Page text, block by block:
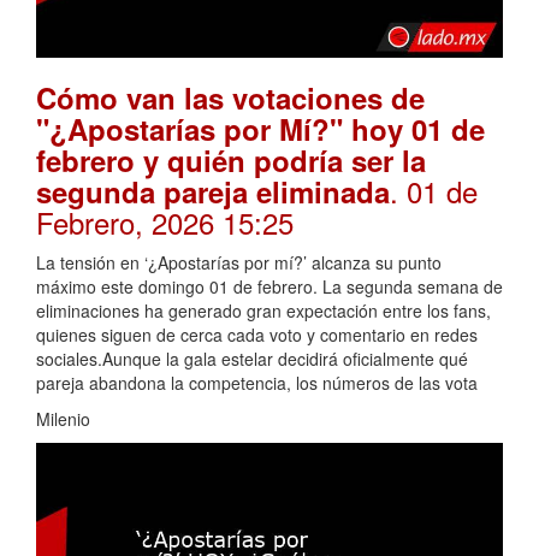
Cómo van las votaciones de
"¿Apostarías por Mí?" hoy 01 de
febrero y quién podría ser la
segunda pareja eliminada. 01 de
Febrero, 2026 15:25
La tensión en ‘¿Apostarías por mí?’ alcanza su punto
máximo este domingo 01 de febrero. La segunda semana de
eliminaciones ha generado gran expectación entre los fans,
quienes siguen de cerca cada voto y comentario en redes
sociales.Aunque la gala estelar decidirá oficialmente qué
pareja abandona la competencia, los números de las vota
Milenio